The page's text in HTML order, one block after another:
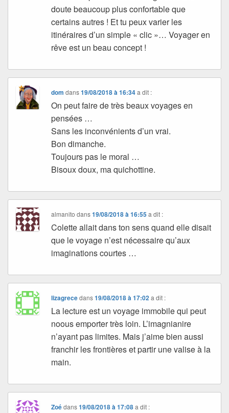
doute beaucoup plus confortable que
certains autres ! Et tu peux varier les
itinéraires d’un simple « clic »… Voyager en
rêve est un beau concept !
dom dans19/08/2018 à 16:34 a dit :
On peut faire de très beaux voyages en
pensées …
Sans les inconvénients d’un vrai.
Bon dimanche.
Toujours pas le moral …
Bisoux doux, ma quichottine.
almanito dans19/08/2018 à 16:55 a dit :
Colette allait dans ton sens quand elle disait
que le voyage n’est nécessaire qu’aux
imaginations courtes …
lizagrecedans19/08/2018 à 17:02 a dit :
La lecture est un voyage immobile qui peut
noous emporter très loin. L’imagnianire
n’ayant pas limites. Mais j’aime bien aussi
franchir les frontières et partir une valise à la
main.
Zoédans19/08/2018 à 17:08 a dit :